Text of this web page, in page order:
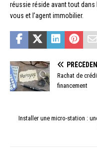
réussie réside avant tout
vous et l’agent immobilier.
Rachat de
financement
Installer une micro-station :